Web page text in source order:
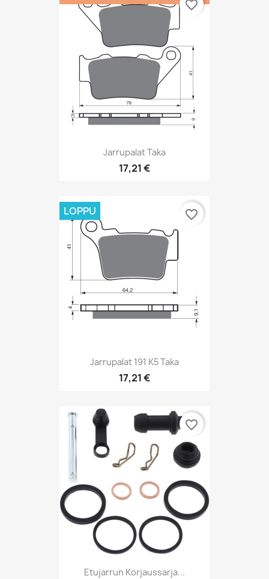
Jarrupalat Taka
17,21 €
favorite_border
Jarrupalat 191 K5 Taka
17,21 €
LOPPU favorite_border
Etujarrun Korjaussarja...
favorite_border